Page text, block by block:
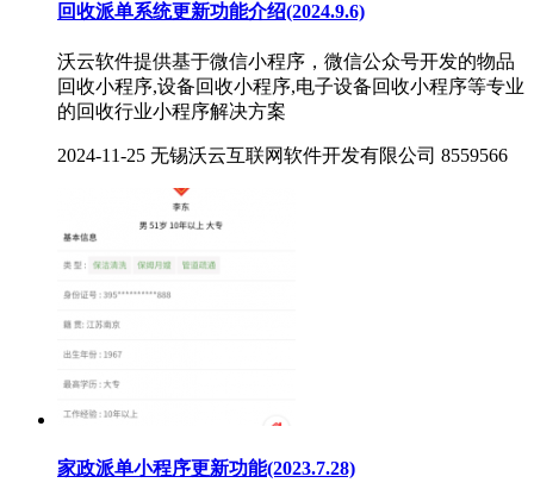
回收派单系统更新功能介绍(2024.9.6)
沃云软件提供基于微信小程序，微信公众号开发的物品
回收小程序,设备回收小程序,电子设备回收小程序等专业
的回收行业小程序解决方案
2024-11-25 无锡沃云互联网软件开发有限公司 8559566
家政派单小程序更新功能(2023.7.28)